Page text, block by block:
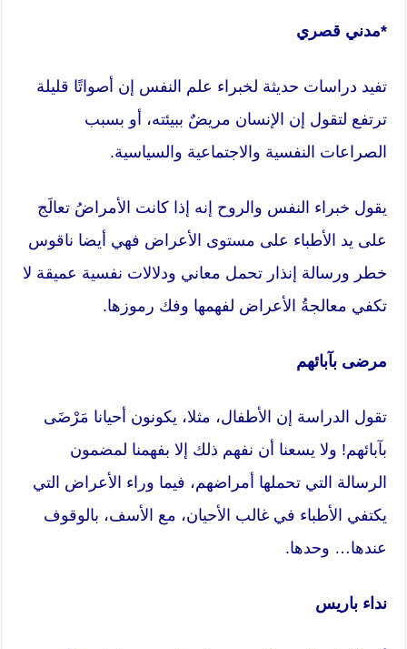
*مدني قصري
تفيد دراسات حديثة لخبراء علم النفس إن أصواتًا قليلة
ترتفع لتقول إن الإنسان مريضٌ ببيئته، أو بسبب
الصراعات النفسية والاجتماعية والسياسية.
يقول خبراء النفس والروح إنه إذا كانت الأمراضُ تعالَج
على يد الأطباء على مستوى الأعراض فهي أيضا ناقوس
خطر ورسالة إنذار تحمل معاني ودلالات نفسية عميقة لا
تكفي معالجةُ الأعراض لفهمها وفك رموزها.
مرضى بآبائهم
تقول الدراسة إن الأطفال، مثلا، يكونون أحيانا مَرْضَى
بآبائهم! ولا يسعنا أن نفهم ذلك إلا بفهمنا لمضمون
الرسالة التي تحملها أمراضهم، فيما وراء الأعراض التي
يكتفي الأطباء في غالب الأحيان، مع الأسف، بالوقوف
عندها… وحدها.
نداء باريس